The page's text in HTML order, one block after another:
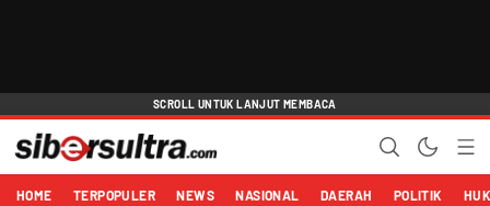
HOME TERPOPULER NEWS NASIONAL DAERAH POLITIK